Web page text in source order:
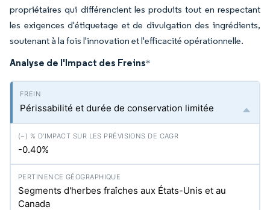
propriétaires qui différencient les produits tout en respectant
les exigences d'étiquetage et de divulgation des ingrédients,
soutenant à la fois l'innovation et l'efficacité opérationnelle.
Analyse de l'Impact des Freins*
Périssabilité et durée de conservation limitée
-0.40%
Segments d'herbes fraîches aux États-Unis et au
Canada